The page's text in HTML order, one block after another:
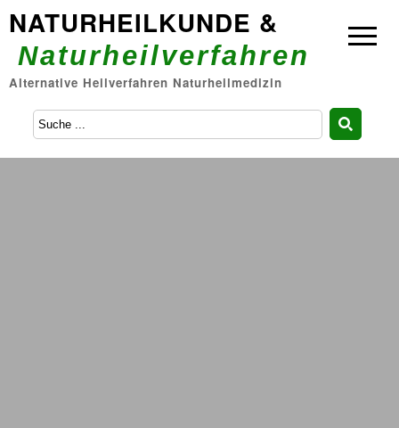
NATURHEILKUNDE &
Naturheilverfahren
Alternative Heilverfahren Naturheilmedizin